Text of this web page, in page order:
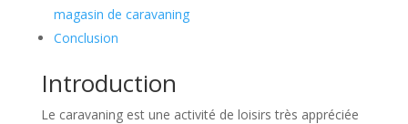
magasin de caravaning
Conclusion
Introduction
Le caravaning est une activité de loisirs très appréciée